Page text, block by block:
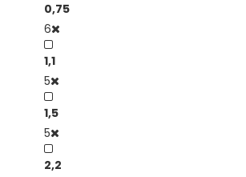
0,75
6
1,1
5
1,5
5
2,2